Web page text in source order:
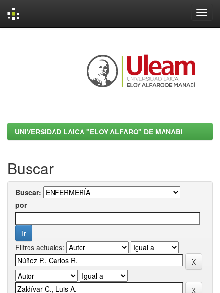
UNIVERSIDAD LAICA "ELOY ALFARO" DE MANABI
Buscar
Buscar:
por
Filtros actuales: